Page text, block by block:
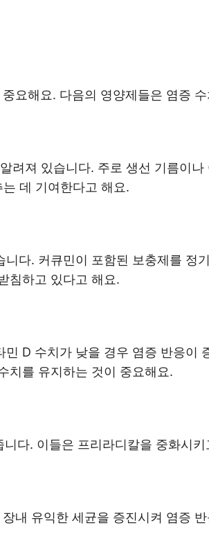
요해요. 다음의 영양제들은 염증
려져 있습니다. 주로 생선 기름이
데 기여한다고 해요.
다. 커큐민이 포함된 보충제를 정
침하고 있다고 해요.
D 수치가 낮을 경우 염증 반응이
치를 유지하는 것이 중요해요.
다. 이들은 프리라디칼을 중화시
내 유익한 세균을 증진시켜 염증